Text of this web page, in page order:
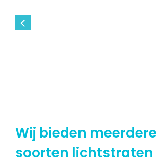
Wij bieden meerdere
soorten lichtstraten